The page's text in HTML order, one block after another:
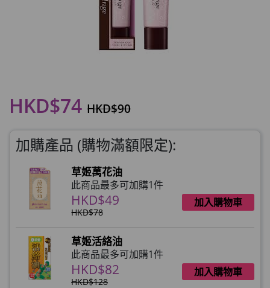
HKD$74 HKD$90
加購產品 (購物滿額限定):
草姬萬花油
此商品最多可加購1件
HKD$49
HKD$78
加入購物車
草姬活絡油
此商品最多可加購1件
HKD$82
HKD$128
加入購物車